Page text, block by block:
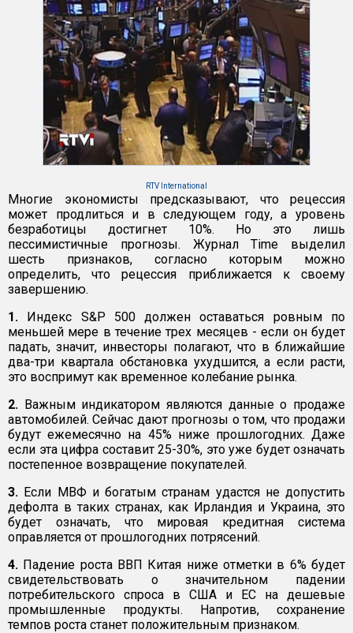
RTV International
Многие экономисты предсказывают, что рецессия
может продлиться и в следующем году, а уровень
безработицы достигнет 10%. Но это лишь
пессимистичные прогнозы. Журнал Time выделил
шесть признаков, согласно которым можно
определить, что рецессия приближается к своему
завершению.
1. Индекс S&P 500 должен оставаться ровным по
меньшей мере в течение трех месяцев - если он будет
падать, значит, инвесторы полагают, что в ближайшие
два-три квартала обстановка ухудшится, а если расти,
это воспримут как временное колебание рынка.
2. Важным индикатором являются данные о продаже
автомобилей. Сейчас дают прогнозы о том, что продажи
будут ежемесячно на 45% ниже прошлогодних. Даже
если эта цифра составит 25-30%, это уже будет означать
постепенное возвращение покупателей.
3. Если МВФ и богатым странам удастся не допустить
дефолта в таких странах, как Ирландия и Украина, это
будет означать, что мировая кредитная система
оправляется от прошлогодних потрясений.
4. Падение роста ВВП Китая ниже отметки в 6% будет
свидетельствовать о значительном падении
потребительского спроса в США и ЕС на дешевые
промышленные продукты. Напротив, сохранение
темпов роста станет положительным признаком.